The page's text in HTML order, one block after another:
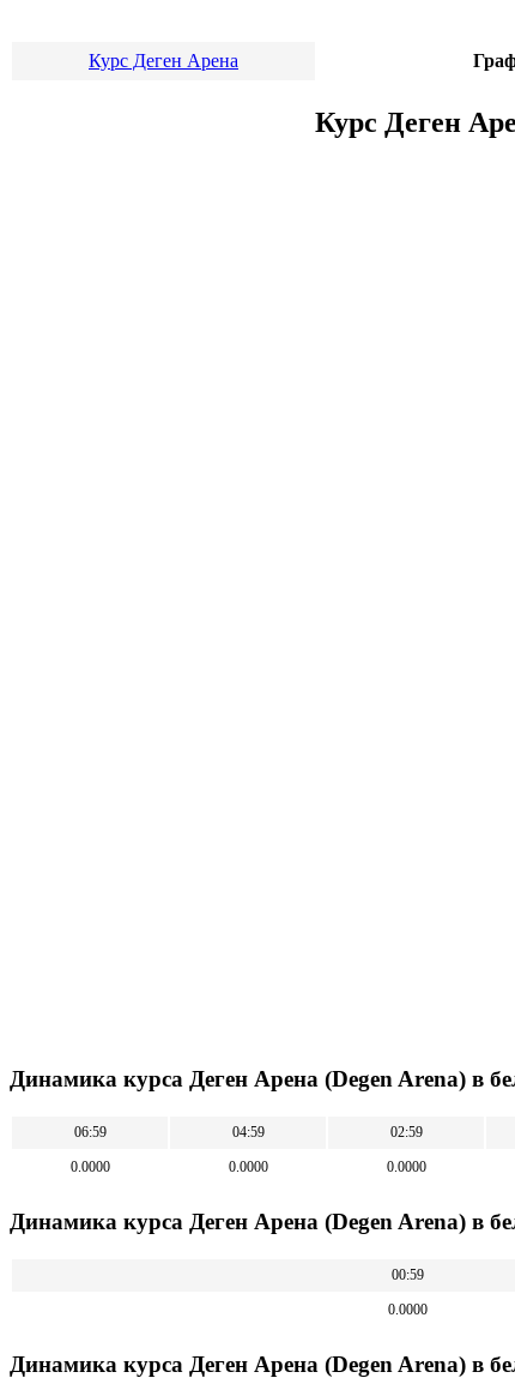
Курс Деген Арена
Курс Деген
Динамика курса Деген Арена (Degen Arena) в
06:59 04:59 02:59
0.0000 0.0000 0.0000
Динамика курса Деген Арена (Degen Arena) в
00:59
0.0000
Динамика курса Деген Арена (Degen Arena) в